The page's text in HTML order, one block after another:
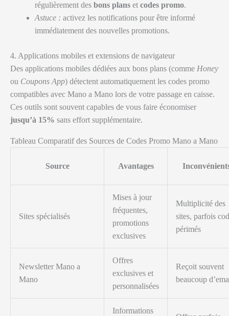
régulièrement des bons plans et codes promo.
Astuce : activez les notifications pour être informé
immédiatement des nouvelles promotions.
4. Applications mobiles et extensions de navigateur
Des applications mobiles dédiées aux bons plans (comme Honey
ou Coupons App) détectent automatiquement les codes promo
compatibles avec Mano a Mano lors de votre passage en caisse.
Ces outils sont souvent capables de vous faire économiser
jusqu’à 15% sans effort supplémentaire.
Tableau Comparatif des Sources de Codes Promo Mano a Mano
Source Avantages
Sites spécialisés
Mises à jour
fréquentes,
promotions
exclusives
Multiplicité des
sites, parfois
périmés
Newsletter Mano a
Mano
Offres
exclusives et
personnalisées
Reçoit souvent
beaucoup
Informations